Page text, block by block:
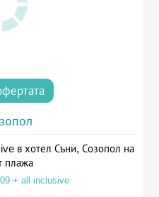
в хотел Съни, Созопол на
плажа
+ all inclusive